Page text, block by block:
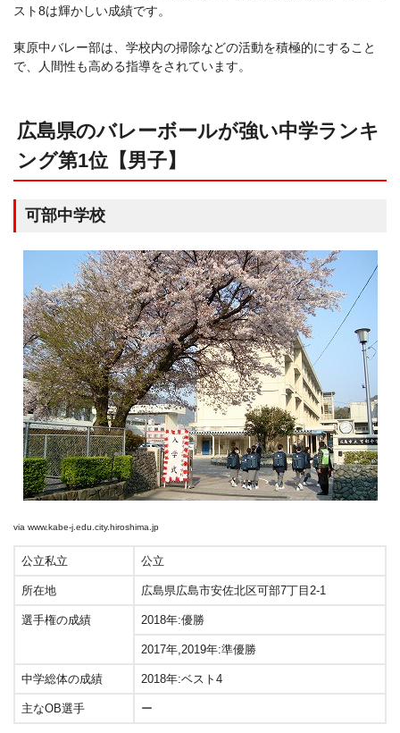
スト8は輝かしい成績です。
東原中バレー部は、学校内の掃除などの活動を積極的にすること
で、人間性も高める指導をされています。
広島県のバレーボールが強い中学ランキ
ング第1位【男子】
可部中学校
via www.kabe-j.edu.city.hiroshima.jp
公立私立 公立
所在地 広島県広島市安佐北区可部7丁目2-1
選手権の成績 2018年:優勝
2017年,2019年:準優勝
中学総体の成績 2018年:ベスト4
主なOB選手 ー